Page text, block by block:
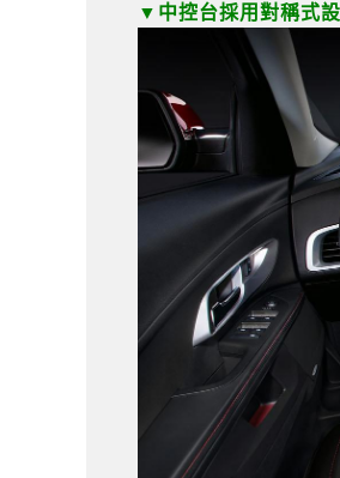
▼中控台採用對稱式